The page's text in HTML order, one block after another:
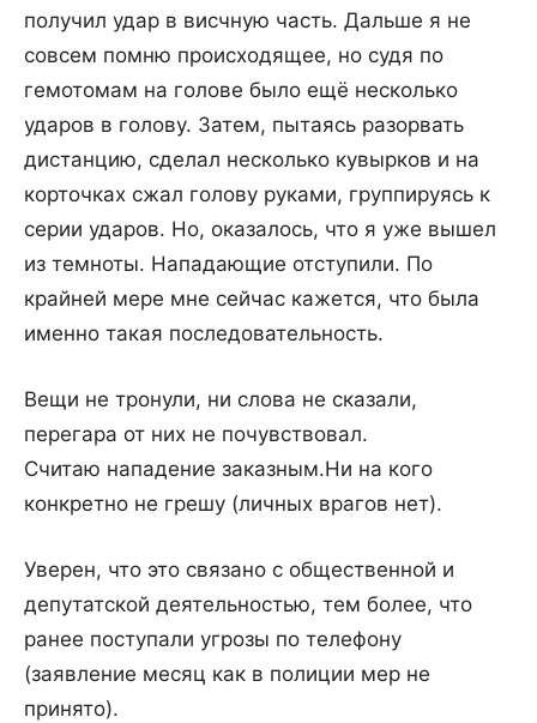
получил удар в висчную часть. Дальше я не
совсем помню происходящее, но судя по
гемотомам на голове было ещё несколько
ударов в голову. Затем, пытаясь разорвать
дистанцию, сделал несколько кувырков и на
корточках сжал голову руками, группируясь к
серии ударов. Но, оказалось, что я уже вышел
из темноты. Нападающие отступили. По
крайней мере мне сейчас кажется, что была
именно такая последовательность.
Вещи не тронули, ни слова не сказали,
перегара от них не почувствовал.
Считаю нападение заказным.Ни на кого
конкретно не грешу (личных врагов нет).
Уверен, что это связано с общественной и
депутатской деятельностью, тем более, что
ранее поступали угрозы по телефону
(заявление месяц как в полиции мер не
принято).